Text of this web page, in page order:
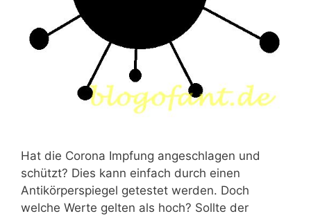
Hat die Corona Impfung angeschlagen und
schützt? Dies kann einfach durch einen
Antikörperspiegel getestet werden. Doch
welche Werte gelten als hoch? Sollte der